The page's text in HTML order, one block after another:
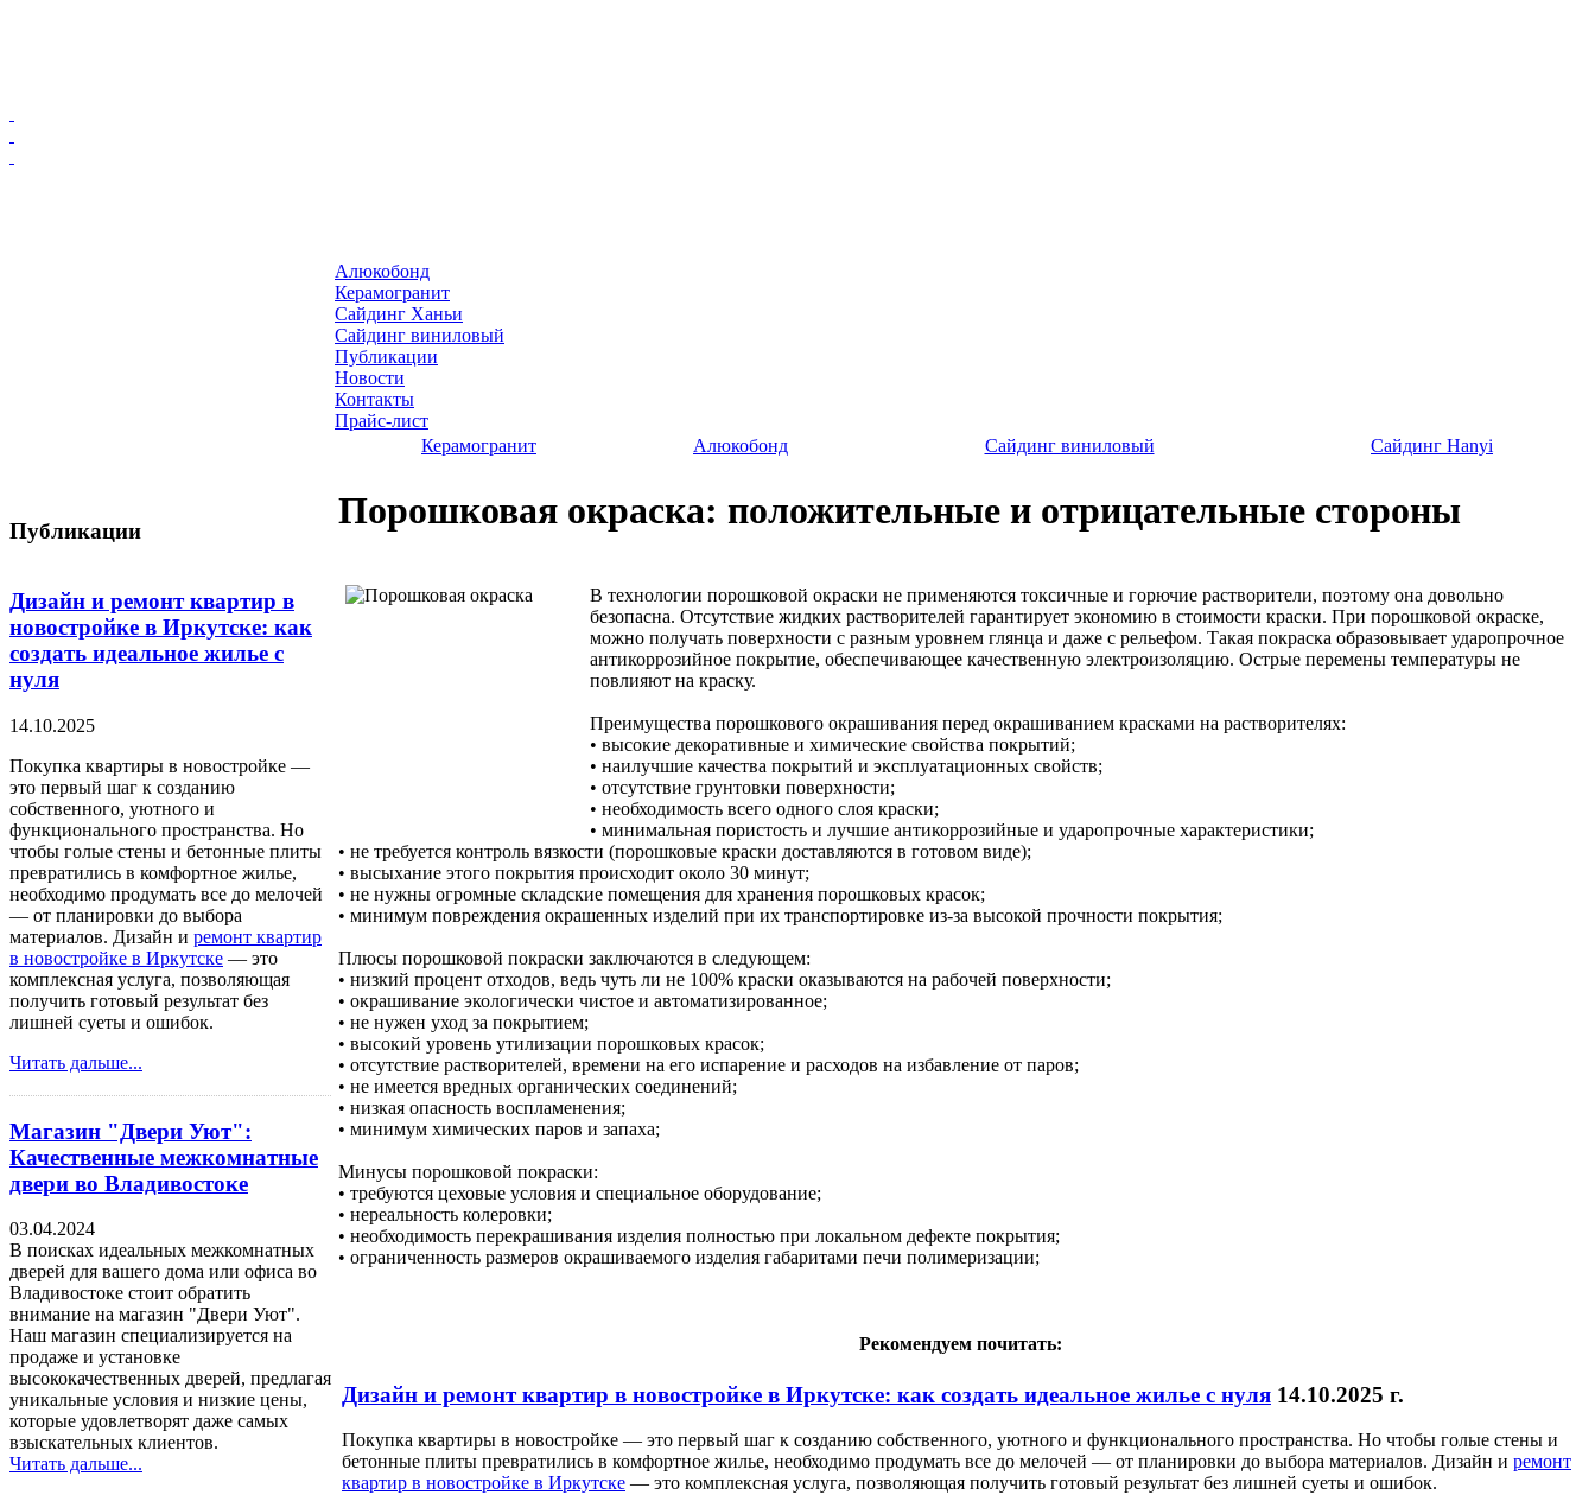
Публикации
Дизайн и ремонт квартир в
новостройке в Иркутске: как
создать идеальное жилье с
нуля
14.10.2025
Покупка квартиры в новостройке —
это первый шаг к созданию
собственного, уютного и
функционального пространства. Но
чтобы голые стены и бетонные плиты
превратились в комфортное жилье,
необходимо продумать все до мелочей
— от планировки до выбора
материалов. Дизайн и ремонт квартир
в новостройке в Иркутске — это
комплексная услуга, позволяющая
получить готовый результат без
лишней суеты и ошибок.
Читать дальше...
Магазин "Двери Уют":
Качественные межкомнатные
двери во Владивостоке
03.04.2024
В поисках идеальных межкомнатных
дверей для вашего дома или офиса во
Владивостоке стоит обратить
внимание на магазин "Двери Уют".
Наш магазин специализируется на
продаже и установке
высококачественных дверей, предлагая
уникальные условия и низкие цены,
которые удовлетворят даже самых
взыскательных клиентов.
Читать дальше...
Алюкобонд
Керамогранит
Сайдинг Ханьи
Сайдинг виниловый
Публикации
Новости
Контакты
Прайс-лист
Керамогранит
Алюкобонд Сайдинг виниловый Сайдинг Hanyi
Порошковая окраска: положительные и отрицательные стороны
В технологии порошковой окраски не применяются токсичные и горючие растворители, поэтому она довольно
безопасна. Отсутствие жидких растворителей гарантирует экономию в стоимости краски. При порошковой окраске,
можно получать поверхности с разным уровнем глянца и даже с рельефом. Такая покраска образовывает ударопрочное
антикоррозийное покрытие, обеспечивающее качественную электроизоляцию. Острые перемены температуры не
повлияют на краску.
Преимущества порошкового окрашивания перед окрашиванием красками на растворителях:
• высокие декоративные и химические свойства покрытий;
• наилучшие качества покрытий и эксплуатационных свойств;
• отсутствие грунтовки поверхности;
• необходимость всего одного слоя краски;
• минимальная пористость и лучшие антикоррозийные и ударопрочные характеристики;
• не требуется контроль вязкости (порошковые краски доставляются в готовом виде);
• высыхание этого покрытия происходит около 30 минут;
• не нужны огромные складские помещения для хранения порошковых красок;
• минимум повреждения окрашенных изделий при их транспортировке из-за высокой прочности покрытия;
Плюсы порошковой покраски заключаются в следующем:
• низкий процент отходов, ведь чуть ли не 100% краски оказываются на рабочей поверхности;
• окрашивание экологически чистое и автоматизированное;
• не нужен уход за покрытием;
• высокий уровень утилизации порошковых красок;
• отсутствие растворителей, времени на его испарение и расходов на избавление от паров;
• не имеется вредных органических соединений;
• низкая опасность воспламенения;
• минимум химических паров и запаха;
Минусы порошковой покраски:
• требуются цеховые условия и специальное оборудование;
• нереальность колеровки;
• необходимость перекрашивания изделия полностью при локальном дефекте покрытия;
• ограниченность размеров окрашиваемого изделия габаритами печи полимеризации;
Рекомендуем почитать:
Дизайн и ремонт квартир в новостройке в Иркутске: как создать идеальное жилье с нуля 14.10.2025 г.
Покупка квартиры в новостройке — это первый шаг к созданию собственного, уютного и функционального пространства. Но чтобы голые стены и
бетонные плиты превратились в комфортное жилье, необходимо продумать все до мелочей — от планировки до выбора материалов. Дизайн и ремонт
квартир в новостройке в Иркутске — это комплексная услуга, позволяющая получить готовый результат без лишней суеты и ошибок.